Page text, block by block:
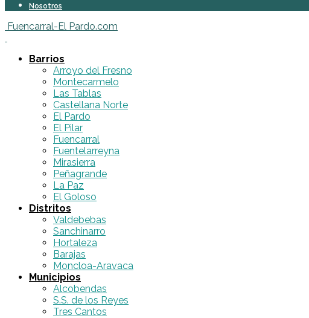
Nosotros
Fuencarral-El Pardo.com
Barrios
Arroyo del Fresno
Montecarmelo
Las Tablas
Castellana Norte
El Pardo
El Pilar
Fuencarral
Fuentelarreyna
Mirasierra
Peñagrande
La Paz
El Goloso
Distritos
Valdebebas
Sanchinarro
Hortaleza
Barajas
Moncloa-Aravaca
Municipios
Alcobendas
S.S. de los Reyes
Tres Cantos